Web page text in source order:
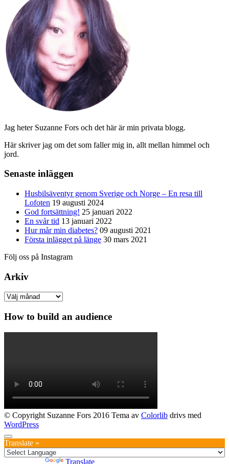
Jag heter Suzanne Fors och det här är min privata blogg.
Här skriver jag om det som faller mig in, allt mellan himmel och
jord.
Senaste inläggen
Husbilsäventyr genom Sverige och Norge – En resa till
Lofoten 19 augusti 2024
God fortsättning! 25 januari 2022
En svår tid 13 januari 2022
Hur mår min diabetes? 09 augusti 2021
Första inlägget på länge 30 mars 2021
Följ oss på Instagram
Arkiv
Arkiv
How to build an audience
© Copyright Suzanne Fors 2016 Tema av Colorlib drivs med
WordPress
Translate »
Translate